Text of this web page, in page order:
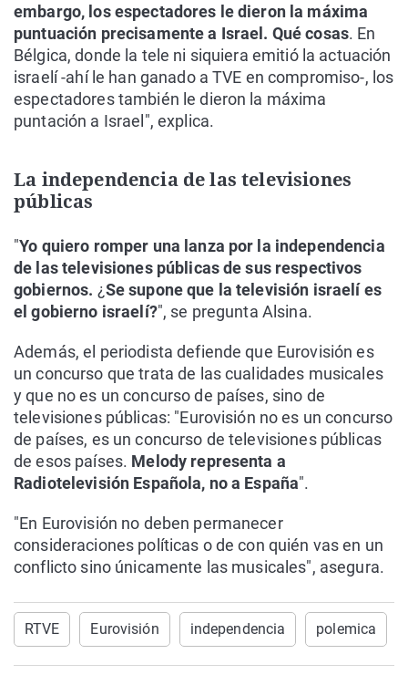
embargo, los espectadores le dieron la máxima
puntuación precisamente a Israel. Qué cosas. En
Bélgica, donde la tele ni siquiera emitió la actuación
israelí -ahí le han ganado a TVE en compromiso-, los
espectadores también le dieron la máxima
puntación a Israel", explica.
La independencia de las televisiones
públicas
"Yo quiero romper una lanza por la independencia
de las televisiones públicas de sus respectivos
gobiernos. ¿Se supone que la televisión israelí es
el gobierno israelí?", se pregunta Alsina.
Además, el periodista defiende que Eurovisión es
un concurso que trata de las cualidades musicales
y que no es un concurso de países, sino de
televisiones públicas: "Eurovisión no es un concurso
de países, es un concurso de televisiones públicas
de esos países. Melody representa a
Radiotelevisión Española, no a España".
"En Eurovisión no deben permanecer
consideraciones políticas o de con quién vas en un
conflicto sino únicamente las musicales", asegura.
RTVE Eurovisión independencia polemica